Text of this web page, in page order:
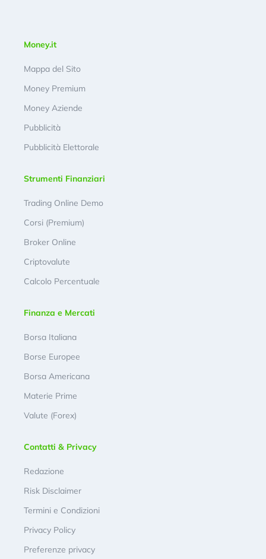
Money.it
Mappa del Sito
Money Premium
Money Aziende
Pubblicità
Pubblicità Elettorale
Strumenti Finanziari
Trading Online Demo
Corsi (Premium)
Broker Online
Criptovalute
Calcolo Percentuale
Finanza e Mercati
Borsa Italiana
Borse Europee
Borsa Americana
Materie Prime
Valute (Forex)
Contatti & Privacy
Redazione
Risk Disclaimer
Termini e Condizioni
Privacy Policy
Preferenze privacy